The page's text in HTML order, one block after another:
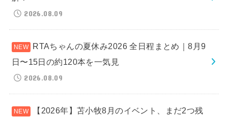
2026.08.09
RTAちゃんの夏休み2026 全日程まとめ｜8月9
日〜15日の約120本を一気見
2026.08.09
【2026年】苫小牧8月のイベント、まだ2つ残